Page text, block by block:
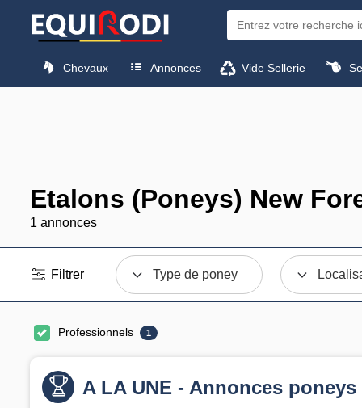
Chevaux Annonces Vide Sellerie
Etalons (Poneys) New
1 annonces
Filtrer Type de poney
Professionnels 1
A LA UNE - Annonces poneys